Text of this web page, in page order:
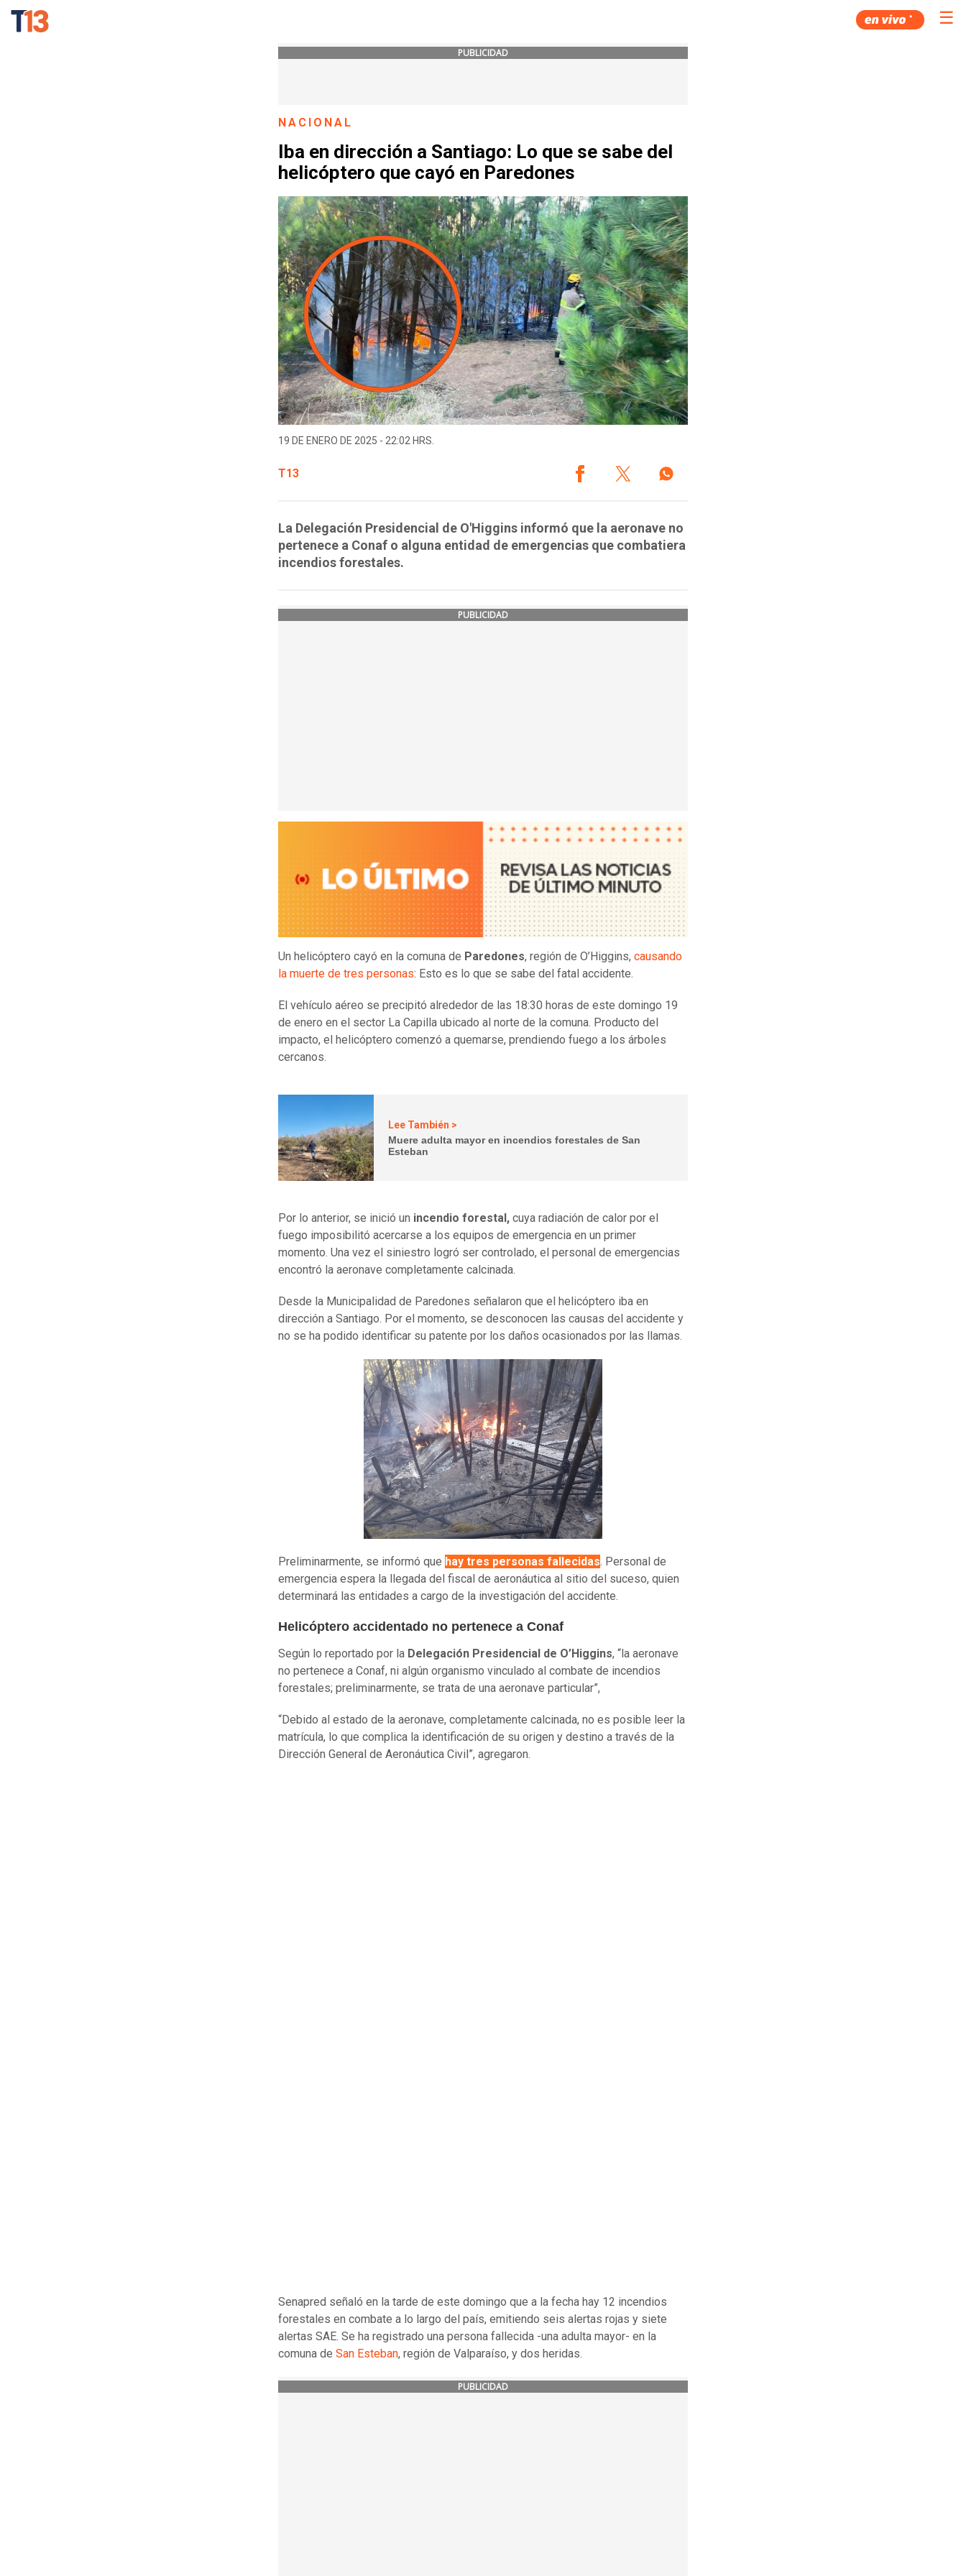
☰
PUBLICIDAD
NACIONAL
Iba en dirección a Santiago: Lo que se sabe del
helicóptero que cayó en Paredones
19 DE ENERO DE 2025 - 22:02 HRS.
T13
La Delegación Presidencial de O'Higgins informó que la aeronave no
pertenece a Conaf o alguna entidad de emergencias que combatiera
incendios forestales.
PUBLICIDAD
Un helicóptero cayó en la comuna de Paredones, región de O’Higgins, causando
la muerte de tres personas: Esto es lo que se sabe del fatal accidente.
El vehículo aéreo se precipitó alrededor de las 18:30 horas de este domingo 19
de enero en el sector La Capilla ubicado al norte de la comuna. Producto del
impacto, el helicóptero comenzó a quemarse, prendiendo fuego a los árboles
cercanos.
Lee También >
Muere adulta mayor en incendios forestales de San
Esteban
Por lo anterior, se inició un incendio forestal, cuya radiación de calor por el
fuego imposibilitó acercarse a los equipos de emergencia en un primer
momento. Una vez el siniestro logró ser controlado, el personal de emergencias
encontró la aeronave completamente calcinada.
Desde la Municipalidad de Paredones señalaron que el helicóptero iba en
dirección a Santiago. Por el momento, se desconocen las causas del accidente y
no se ha podido identificar su patente por los daños ocasionados por las llamas.
Preliminarmente, se informó que hay tres personas fallecidas. Personal de
emergencia espera la llegada del fiscal de aeronáutica al sitio del suceso, quien
determinará las entidades a cargo de la investigación del accidente.
Helicóptero accidentado no pertenece a Conaf
Según lo reportado por la Delegación Presidencial de O’Higgins, “la aeronave
no pertenece a Conaf, ni algún organismo vinculado al combate de incendios
forestales; preliminarmente, se trata de una aeronave particular”,
“Debido al estado de la aeronave, completamente calcinada, no es posible leer la
matrícula, lo que complica la identificación de su origen y destino a través de la
Dirección General de Aeronáutica Civil”, agregaron.
Senapred señaló en la tarde de este domingo que a la fecha hay 12 incendios
forestales en combate a lo largo del país, emitiendo seis alertas rojas y siete
alertas SAE. Se ha registrado una persona fallecida -una adulta mayor- en la
comuna de San Esteban, región de Valparaíso, y dos heridas.
PUBLICIDAD